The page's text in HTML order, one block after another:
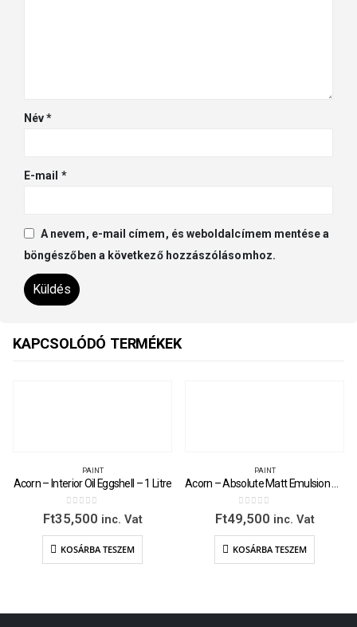
Név*
E-mail *
A nevem, e-mail címem, és weboldalcímem mentése a
böngészőben a következő hozzászólásomhoz.
KAPCSOLÓDÓ TERMÉKEK
PAINT
Acorn – Interior Oil Eggshell – 1 Litre
0 out of 5
Ft35,500 inc. Vat
KOSÁRBA TESZEM
PAINT
0 out of 5
Ft49,500 inc. Vat
KOSÁRBA TESZEM